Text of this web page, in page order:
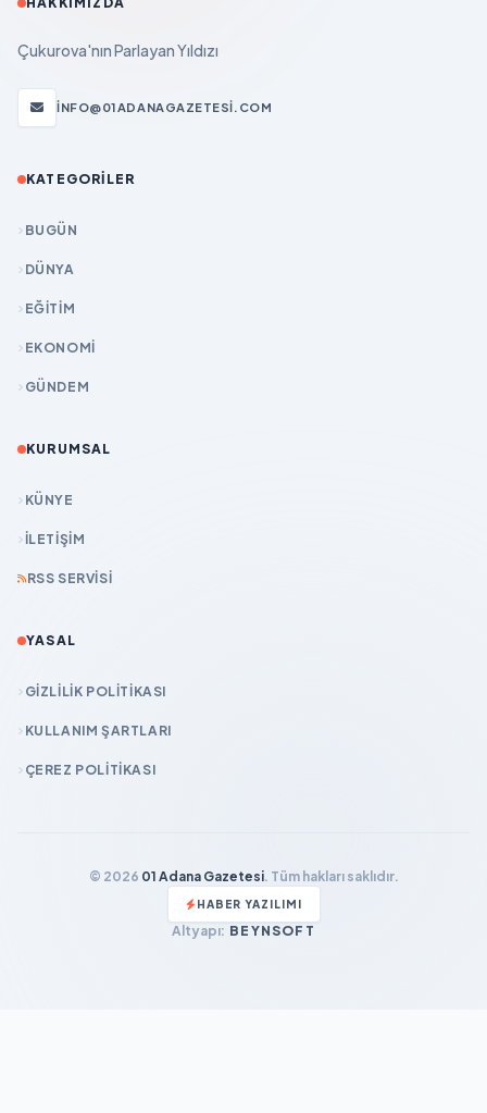
Çukurova'nın Parlayan Yıldızı
INFO@01ADANAGAZETESI.COM
KATEGORILER
BUGÜN
DÜNYA
EĞİTİM
EKONOMİ
GÜNDEM
KURUMSAL
KÜNYE
İLETIŞIM
RSS SERVISI
YASAL
GIZLILIK POLITIKASI
KULLANIM ŞARTLARI
ÇEREZ POLITIKASI
© 2026 01 Adana Gazetesi. Tüm hakları saklıdır.
HABER YAZILIMI
Altyapı: BEYNSOFT